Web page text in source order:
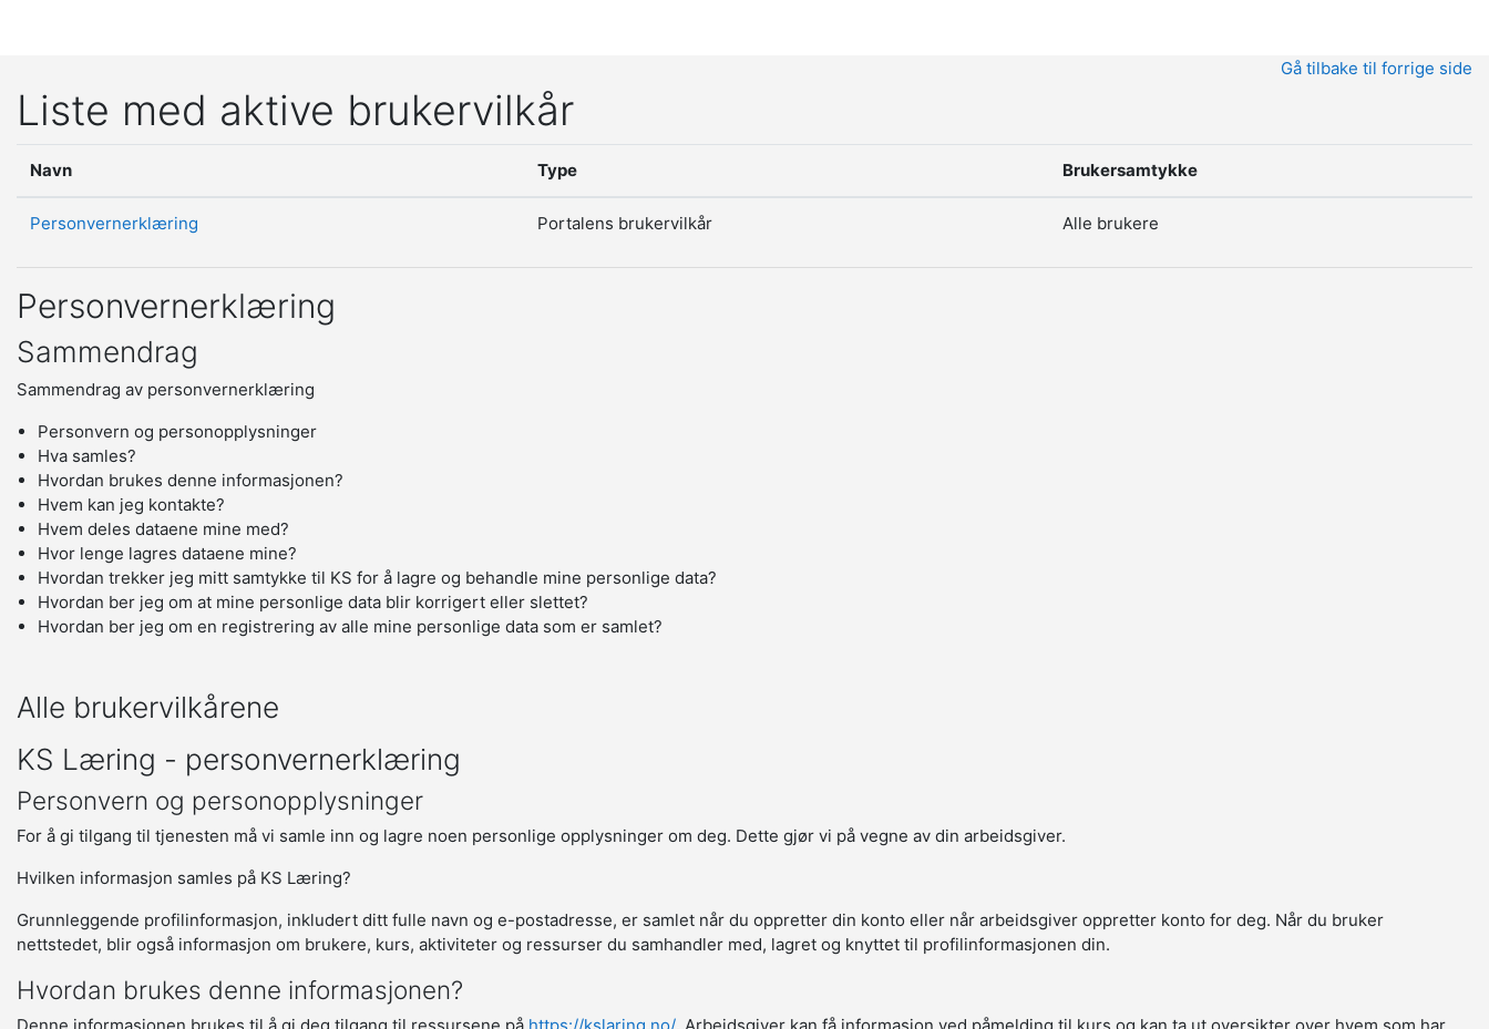
Gå tilbake til forrige side
Liste med aktive brukervilkår
Navn Type Brukersamtykke
Personvernerklæring Portalens brukervilkår Alle brukere
Personvernerklæring
Sammendrag
Sammendrag av personvernerklæring
Personvern og personopplysninger
Hva samles?
Hvordan brukes denne informasjonen?
Hvem kan jeg kontakte?
Hvem deles dataene mine med?
Hvor lenge lagres dataene mine?
Hvordan trekker jeg mitt samtykke til KS for å lagre og behandle mine personlige data?
Hvordan ber jeg om at mine personlige data blir korrigert eller slettet?
Hvordan ber jeg om en registrering av alle mine personlige data som er samlet?
Alle brukervilkårene
KS Læring - personvernerklæring
Personvern og personopplysninger
For å gi tilgang til tjenesten må vi samle inn og lagre noen personlige opplysninger om deg. Dette gjør vi på vegne av din arbeidsgiver.
Hvilken informasjon samles på KS Læring?
Grunnleggende profilinformasjon, inkludert ditt fulle navn og e-postadresse, er samlet når du oppretter din konto eller når arbeidsgiver oppretter konto for deg. Når du bruker
nettstedet, blir også informasjon om brukere, kurs, aktiviteter og ressurser du samhandler med, lagret og knyttet til profilinformasjonen din.
Hvordan brukes denne informasjonen?